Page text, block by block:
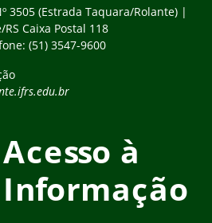
3505 (Estrada Taquara/Rolante) |
Caixa Postal 118
(51) 3547-9600